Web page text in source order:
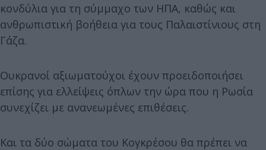
κονδύλια για τη σύμμαχο των ΗΠΑ, καθώς και
ανθρωπιστική βοήθεια για τους Παλαιστίνιους στη
Γάζα.
Ουκρανοί αξιωματούχοι έχουν προειδοποιήσει
επίσης για ελλείψεις όπλων την ώρα που η Ρωσία
συνεχίζει με ανανεωμένες επιθέσεις.
Και τα δύο σώματα του Κογκρέσου θα πρέπει να